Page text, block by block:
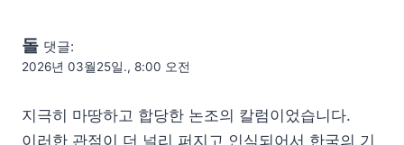
돌 댓글:
2026년 03월25일., 8:00 오전
지극히 마땅하고 합당한 논조의 칼럼이었습니다.
이러한 관점이 더 널리 퍼지고 인식되어서 한국의 기